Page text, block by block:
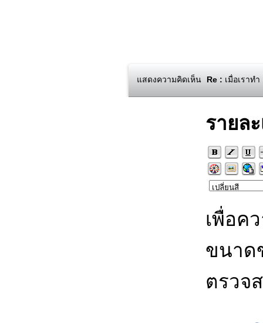
แสดงความคิดเห็น Re : เมื่อเราท
รายล
เพื่อค
ขนาด
ตรวจ